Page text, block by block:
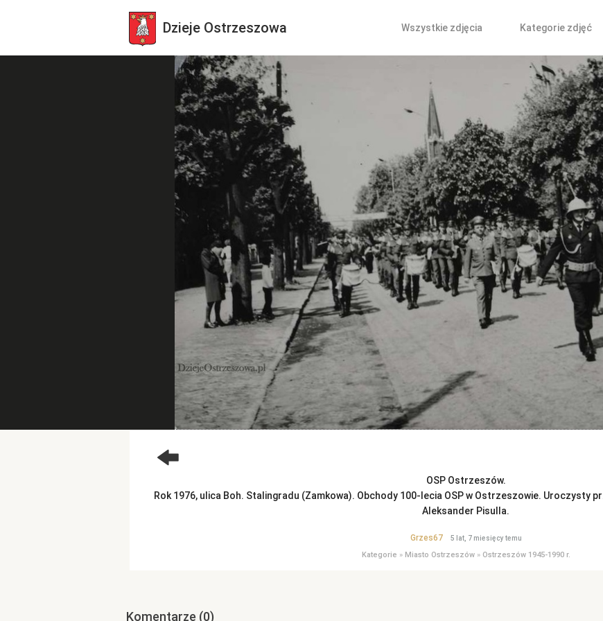
Dzieje Ostrzeszowa Wszystkie zdjęcia Kategorie zdjęć
OSP Ostrzeszów.
Rok 1976, ulica Boh. Stalingradu (Zamkowa). Obchody 100-lecia OSP w Ostrzeszowie. Uroczysty
Aleksander Pisulla.
Grzes67 5 lat, 7 miesięcy temu
Kategorie » Miasto Ostrzeszów» Ostrzeszów 1945-1990 r.
Komentarze (0)